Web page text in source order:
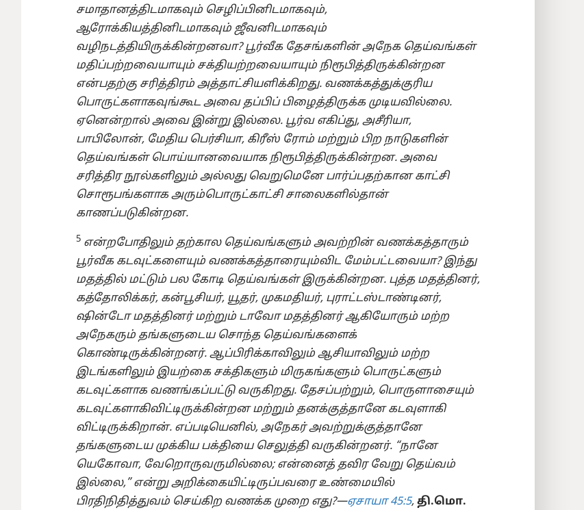
சமாதானத்திடமாகவும் செழிப்பினிடமாகவும்,
ஆரோக்கியத்தினிடமாகவும் ஜீவனிடமாகவும்
வழிநடத்தியிருக்கின்றனவா? பூர்வீக தேசங்களின் அநேக தெய்வங்கள்
மதிப்பற்றவையாயும் சக்தியற்றவையாயும் நிரூபித்திருக்கின்றன
என்பதற்கு சரித்திரம் அத்தாட்சியளிக்கிறது. வணக்கத்துக்குரிய
பொருட்களாகவுங்கூட அவை தப்பிப் பிழைத்திருக்க முடியவில்லை.
ஏனென்றால் அவை இன்று இல்லை. பூர்வ எகிப்து, அசீரியா,
பாபிலோன், மேதிய பெர்சியா, கிரீஸ் ரோம் மற்றும் பிற நாடுகளின்
தெய்வங்கள் பொய்யானவையாக நிரூபித்திருக்கின்றன. அவை
சரித்திர நூல்களிலும் அல்லது வெறுமெனே பார்ப்பதற்கான காட்சி
சொரூபங்களாக அரும்பொருட்காட்சி சாலைகளில்தான்
காணப்படுகின்றன.
5 என்றபோதிலும் தற்கால தெய்வங்களும் அவற்றின் வணக்கத்தாரும்
பூர்வீக கடவுட்களையும் வணக்கத்தாரையும்விட மேம்பட்டவையா? இந்து
மதத்தில் மட்டும் பல கோடி தெய்வங்கள் இருக்கின்றன. புத்த மதத்தினர்,
கத்தோலிக்கர், கன்பூசியர், யூதர், முகமதியர், புராட்டஸ்டாண்டினர்,
ஷின்டோ மதத்தினர் மற்றும் டாவோ மதத்தினர் ஆகியோரும் மற்ற
அநேகரும் தங்களுடைய சொந்த தெய்வங்களைக்
கொண்டிருக்கின்றனர். ஆப்பிரிக்காவிலும் ஆசியாவிலும் மற்ற
இடங்களிலும் இயற்கை சக்திகளும் மிருகங்களும் பொருட்களும்
கடவுட்களாக வணங்கப்பட்டு வருகிறது. தேசப்பற்றும், பொருளாசையும்
கடவுட்களாகிவிட்டிருக்கின்றன மற்றும் தனக்குத்தானே கடவுளாகி
விட்டிருக்கிறான். எப்படியெனில், அநேகர் அவற்றுக்குத்தானே
தங்களுடைய முக்கிய பக்தியை செலுத்தி வருகின்றனர். “நானே
யெகோவா, வேறொருவருமில்லை; என்னைத் தவிர வேறு தெய்வம்
இல்லை,” என்று அறிக்கையிட்டிருப்பவரை உண்மையில்
பிரதிநிதித்துவம் செய்கிற வணக்க முறை எது?—ஏசாயா 45:5, தி.மொ.